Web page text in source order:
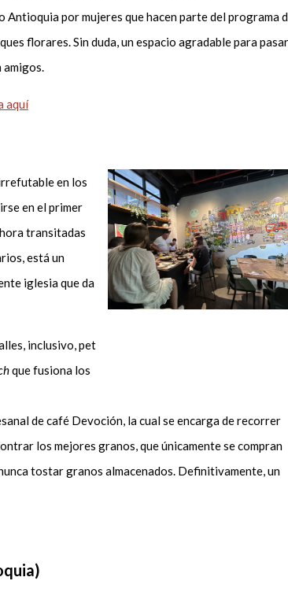
por mujeres que hacen parte del programa
florares. Sin duda, un espacio agradable para pasar
aquí
en los
en el primer
transitadas
está un
iglesia que da
inclusivo, pet
que fusiona los
de café Devoción, la cual se encarga de recorrer
los mejores granos, que únicamente se compran
tostar granos almacenados. Definitivamente, un